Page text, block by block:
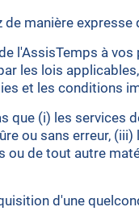
manière expresse
l'AssisTemps à
les lois
et les conditions
que (i) les services
ou sans erreur,
ou de tout autre
d'une